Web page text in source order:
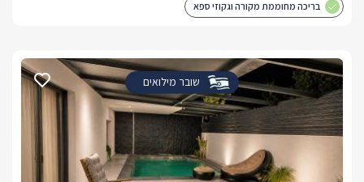
בריכה מחוממת מקורה וגקוזי ספא
שובר מילואים